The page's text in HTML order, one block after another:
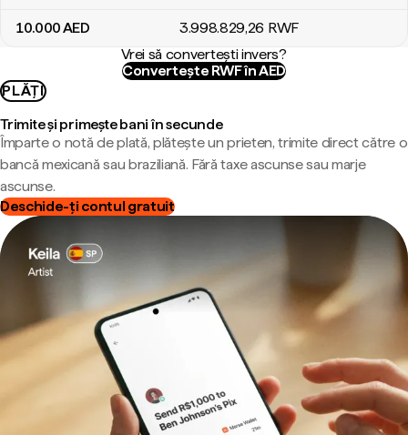
10.000AED 3.998.829,26 RWF
Vrei să convertești invers?
Convertește RWF în AED
PLĂȚI
Trimite și primește bani în secunde
Împarte o notă de plată, plătește un prieten, trimite direct către o
bancă mexicană sau braziliană. Fără taxe ascunse sau marje
ascunse.
Deschide-ți contul gratuit